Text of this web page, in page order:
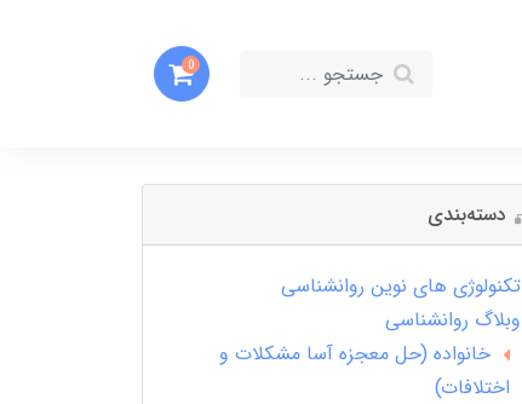
0
دسته‌بندی
تکنولوژی های نوین روانشناسی
وبلاگ روانشناسی
خانواده (حل معجزه آسا مشکلات و
اختلافات)